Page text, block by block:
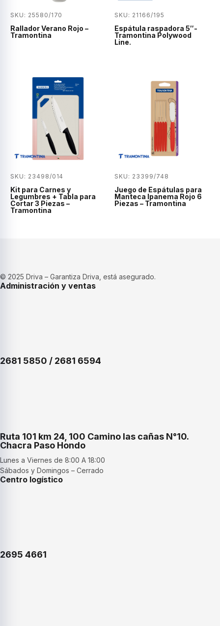
SKU: 25580/170
Rallador Verano Rojo –
Tramontina
SKU: 21166/195
Espátula raspadora 5″-
Tramontina Polywood
Line.
SKU: 23498/014
Kit para Carnes y
Legumbres + Tabla para
Cortar 3 Piezas –
Tramontina
SKU: 23399/748
Juego de Espátulas para
Manteca Ipanema Rojo 6
Piezas – Tramontina
© 2025 Driva – Garantiza Driva, está asegurado.
Administración y ventas
2681 5850 / 2681 6594
Ruta 101 km 24, 100 Camino las cañas N°10.
Chacra Paso Hondo
Lunes a Viernes de 8:00 A 18:00
Sábados y Domingos – Cerrado
Centro logístico
2695 4661